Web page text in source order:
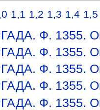
1,1 1,2 1,3 1,4 1,5
Ф. 1355.
Ф. 1355.
Ф. 1355.
Ф. 1355.
Ф. 1355.